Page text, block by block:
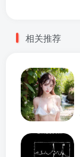
相关推荐